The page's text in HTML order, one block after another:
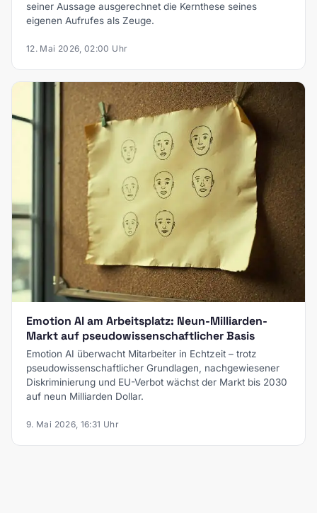
seiner Aussage ausgerechnet die Kernthese seines
eigenen Aufrufes als Zeuge.
12. Mai 2026, 02:00 Uhr
Emotion AI am Arbeitsplatz: Neun-Milliarden-
Markt auf pseudowissenschaftlicher Basis
Emotion AI überwacht Mitarbeiter in Echtzeit – trotz
pseudowissenschaftlicher Grundlagen, nachgewiesener
Diskriminierung und EU-Verbot wächst der Markt bis 2030
auf neun Milliarden Dollar.
9. Mai 2026, 16:31 Uhr